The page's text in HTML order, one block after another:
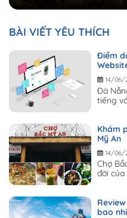
BÀI VIẾT YÊU THÍCH
Điểm
14/06/
Đà
tiếng
Khám
Mỹ An
14/06/
Chợ
đời
bao